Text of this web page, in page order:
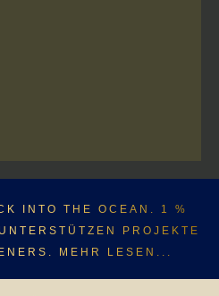
INTO THE OCEAN. 1 %
PROJEKTE
MEHR LESEN...